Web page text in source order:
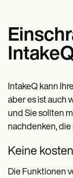
IntakeQ kann
aber es ist auch
und Sie sollten
nachdenken,
Keine
Die Funktionen